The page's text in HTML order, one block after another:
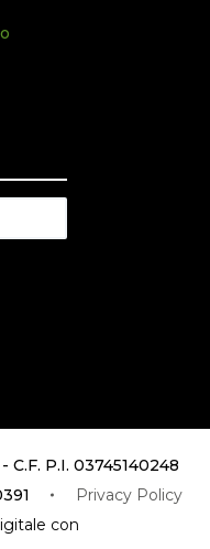
P.I. 03745140248
Privacy Policy
con